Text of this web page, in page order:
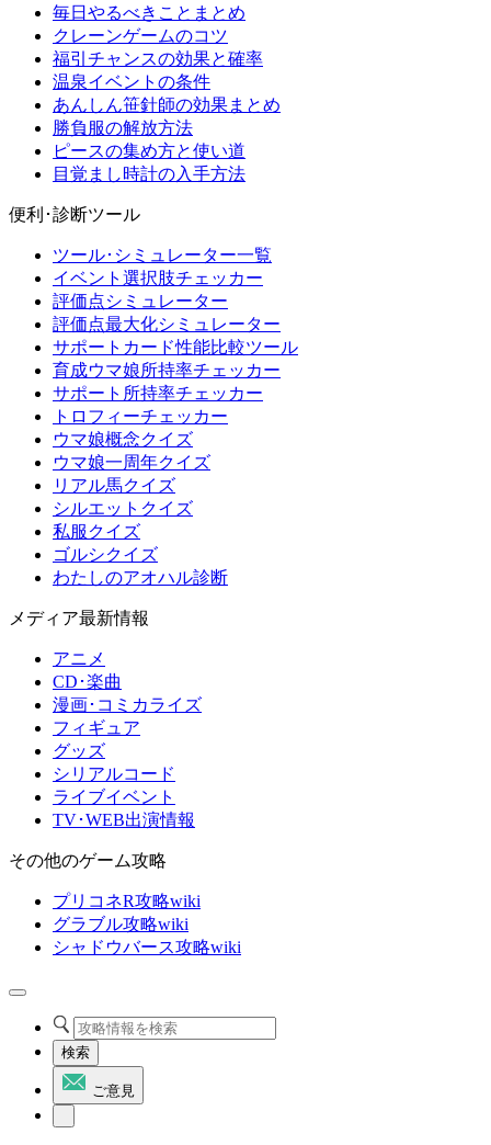
毎日やるべきことまとめ
クレーンゲームのコツ
福引チャンスの効果と確率
温泉イベントの条件
あんしん笹針師の効果まとめ
勝負服の解放方法
ピースの集め方と使い道
目覚まし時計の入手方法
便利･診断ツール
ツール･シミュレーター一覧
イベント選択肢チェッカー
評価点シミュレーター
評価点最大化シミュレーター
サポートカード性能比較ツール
育成ウマ娘所持率チェッカー
サポート所持率チェッカー
トロフィーチェッカー
ウマ娘概念クイズ
ウマ娘一周年クイズ
リアル馬クイズ
シルエットクイズ
私服クイズ
ゴルシクイズ
わたしのアオハル診断
メディア最新情報
アニメ
CD･楽曲
漫画･コミカライズ
フィギュア
グッズ
シリアルコード
ライブイベント
TV･WEB出演情報
その他のゲーム攻略
プリコネR攻略wiki
グラブル攻略wiki
シャドウバース攻略wiki
検索
ご意見